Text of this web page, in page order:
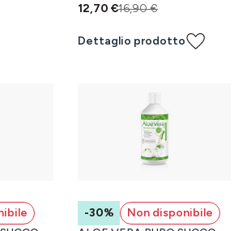
12,70 €16,90 €
Dettaglio prodotto
-30%
Non disponibile